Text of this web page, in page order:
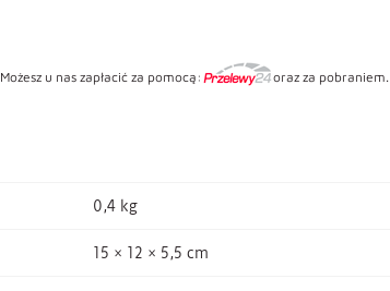
Możesz u nas zapłacić za pomocą: oraz za pobraniem.
0,4 kg
15 × 12 × 5,5 cm